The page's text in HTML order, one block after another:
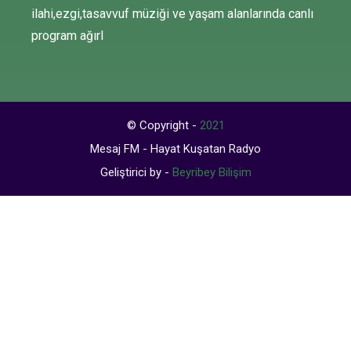
ilahi,ezgi,tasavvuf müziği ve yaşam alanlarında canlı
program ağırl
© Copyright - 2021
Mesaj FM - Hayat Kuşatan Radyo
Geliştirici by - Beyribey Bilişim